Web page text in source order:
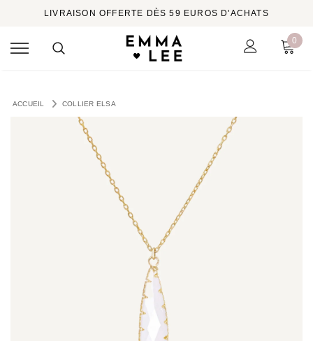
LIVRAISON OFFERTE DÈS 59 EUROS D'ACHATS
0
ACCUEIL COLLIER ELSA